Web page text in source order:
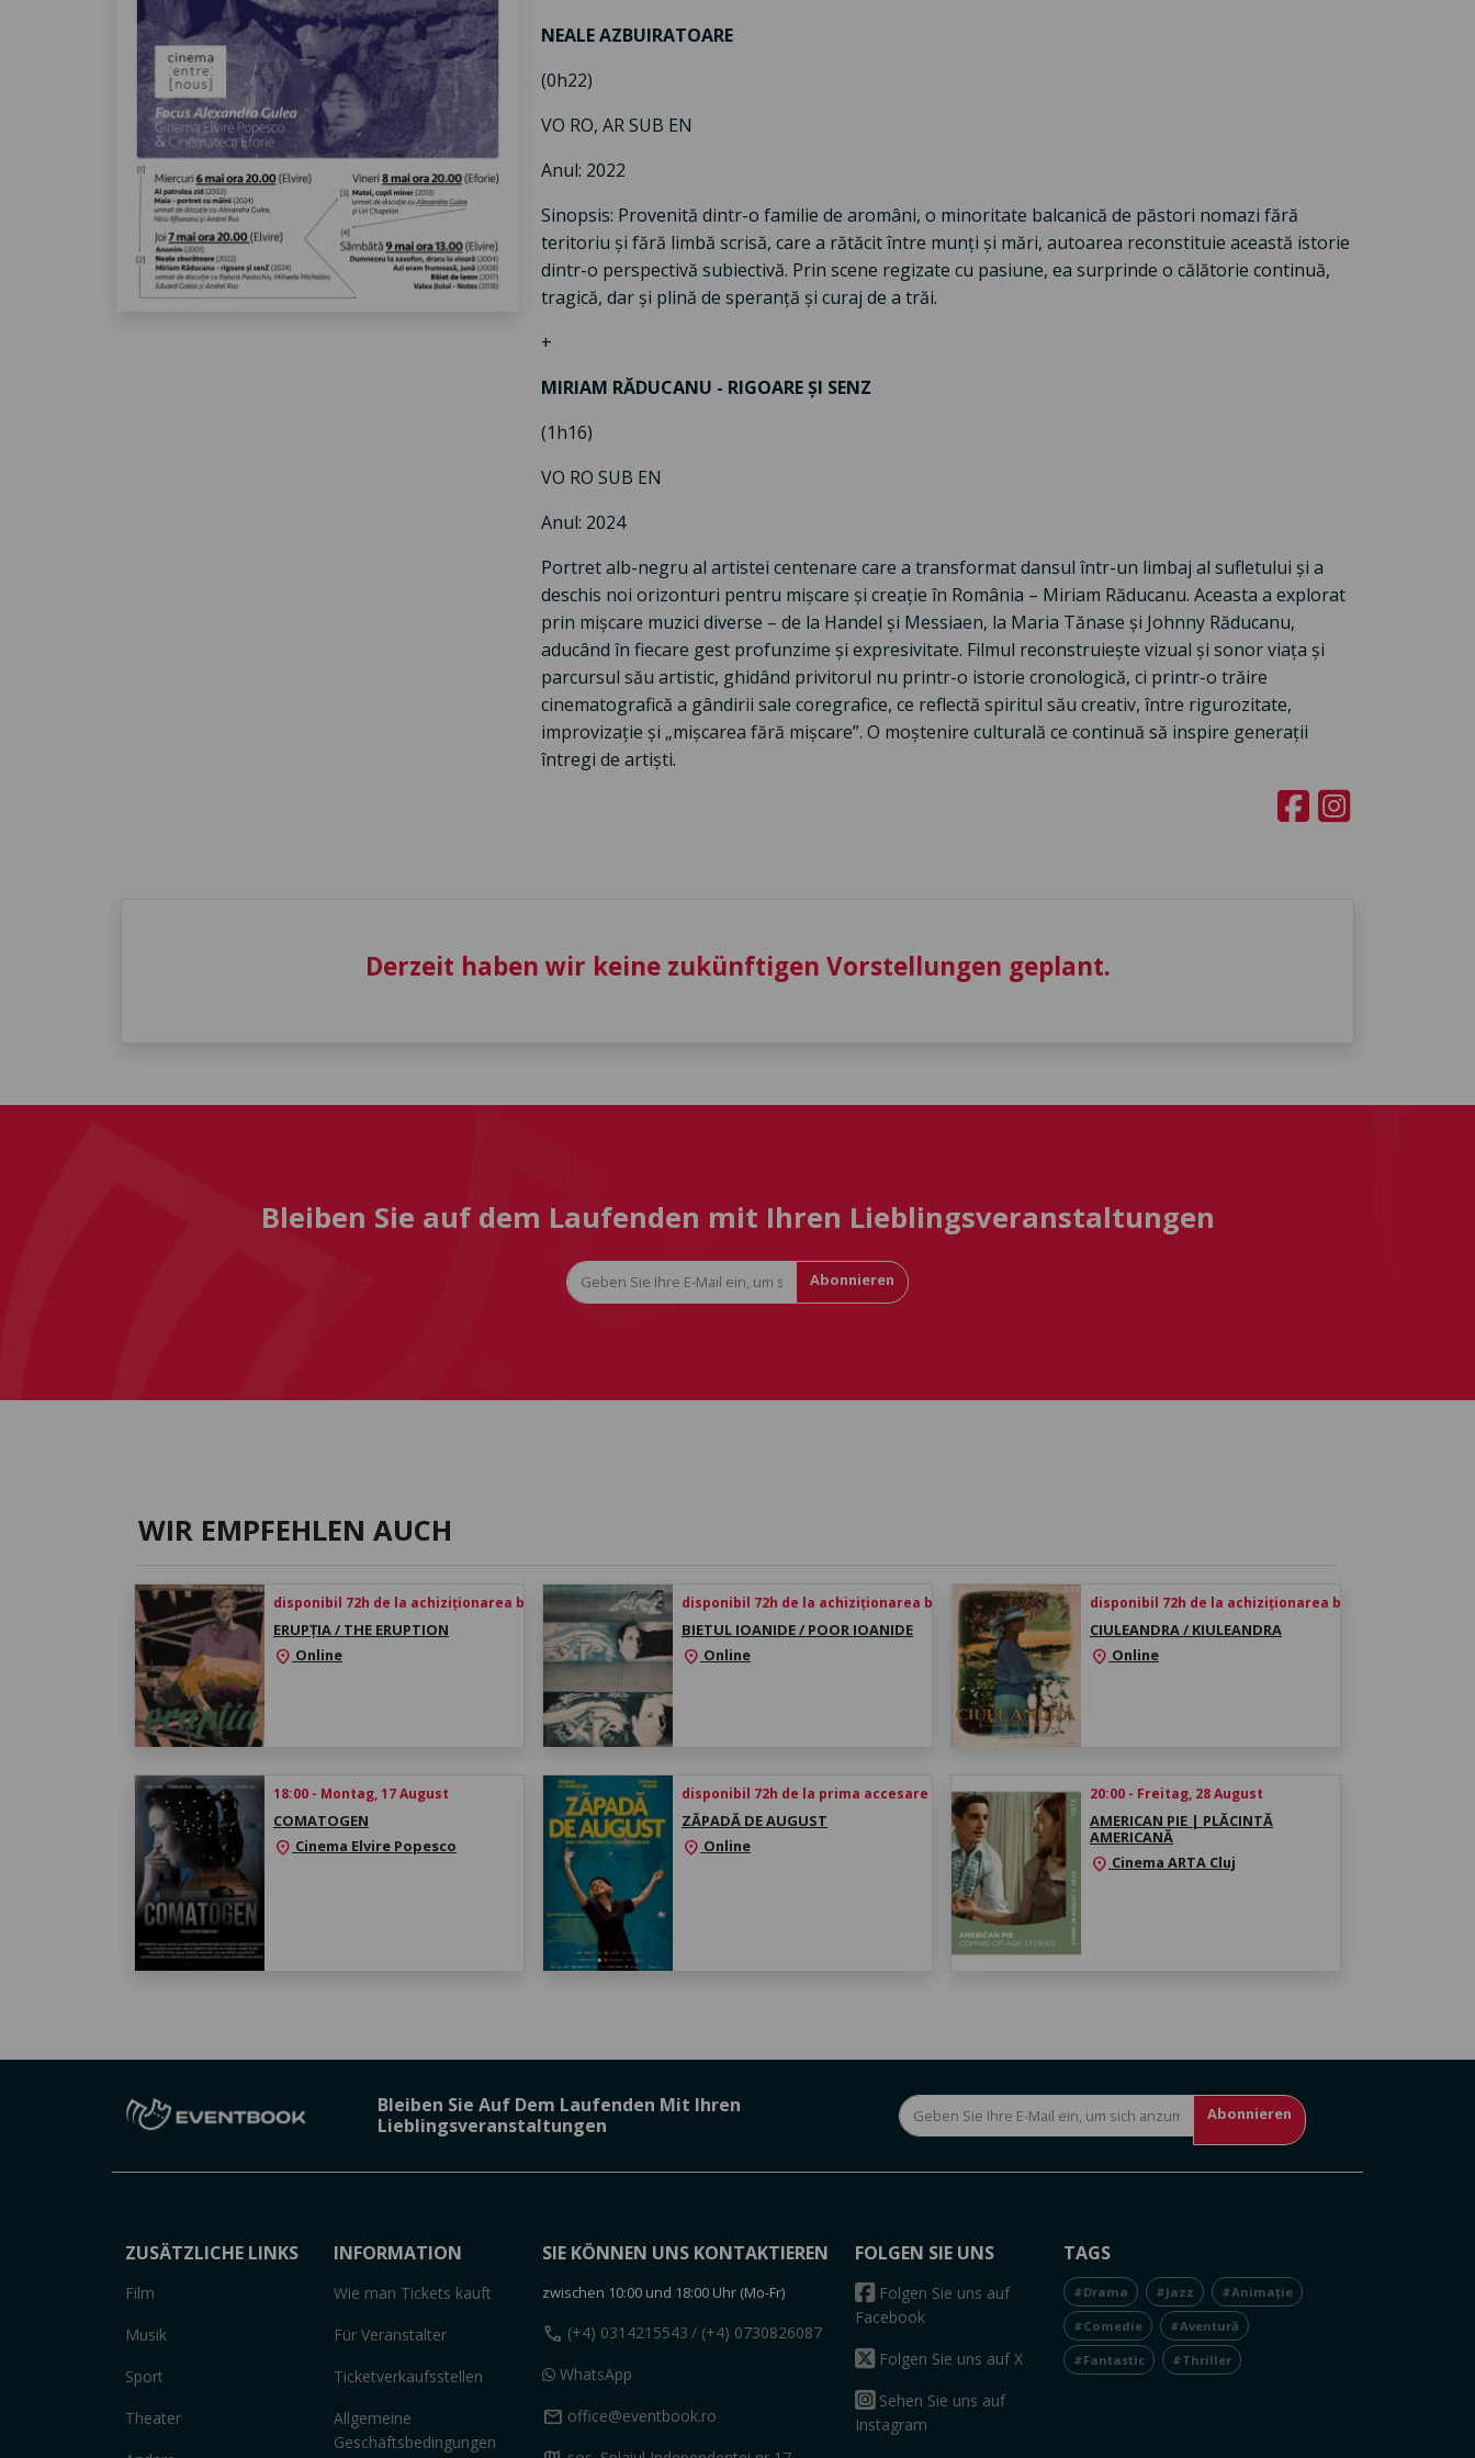
NEALE AZBUIRATOARE
(0h22)
VO RO, AR SUB EN
Anul: 2022
Sinopsis: Provenită dintr-o familie de aromâni, o minoritate balcanică de păstori nomazi fără
teritoriu și fără limbă scrisă, care a rătăcit între munți și mări, autoarea reconstituie această istorie
dintr-o perspectivă subiectivă. Prin scene regizate cu pasiune, ea surprinde o călătorie continuă,
tragică, dar și plină de speranță și curaj de a trăi.
+
MIRIAM RĂDUCANU - RIGOARE ȘI SENZ
(1h16)
VO RO SUB EN
Anul: 2024
Portret alb-negru al artistei centenare care a transformat dansul într-un limbaj al sufletului și a
deschis noi orizonturi pentru mișcare și creație în România – Miriam Răducanu. Aceasta a explorat
prin mișcare muzici diverse – de la Handel și Messiaen, la Maria Tănase și Johnny Răducanu,
aducând în fiecare gest profunzime și expresivitate. Filmul reconstruiește vizual și sonor viața și
parcursul său artistic, ghidând privitorul nu printr-o istorie cronologică, ci printr-o trăire
cinematografică a gândirii sale coregrafice, ce reflectă spiritul său creativ, între rigurozitate,
improvizație și „mișcarea fără mișcare”. O moștenire culturală ce continuă să inspire generații
întregi de artiști.
Derzeit haben wir keine zukünftigen Vorstellungen geplant.
Bleiben Sie auf dem Laufenden mit Ihren Lieblingsveranstaltungen
Abonnieren
WIR EMPFEHLEN AUCH
disponibil 72h de la achiziționarea biletului
ERUPȚIA / THE ERUPTION
location_on Online
disponibil 72h de la achiziționarea biletului
BIETUL IOANIDE / POOR IOANIDE
location_on Online
disponibil 72h de la achiziționarea biletului
CIULEANDRA / KIULEANDRA
location_on Online
18:00 - Montag, 17 August
COMATOGEN
location_on Cinema Elvire Popesco
disponibil 72h de la prima accesare
ZĂPADĂ DE AUGUST
location_on Online
20:00 - Freitag, 28 August
AMERICAN PIE | PLĂCINTĂ
AMERICANĂ
location_on Cinema ARTA Cluj
Bleiben Sie Auf Dem Laufenden Mit Ihren
Lieblingsveranstaltungen
Abonnieren
ZUSÄTZLICHE LINKS
Film
Musik
Sport
Theater
INFORMATION
Wie man Tickets kauft
Für Veranstalter
Ticketverkaufsstellen
Allgemeine
Geschäftsbedingungen
SIE KÖNNEN UNS KONTAKTIEREN
zwischen 10:00 und 18:00 Uhr (Mo-Fr)
call (+4) 0314215543 / (+4) 0730826087
WhatsApp
mail office@eventbook.ro
FOLGEN SIE UNS
Folgen Sie uns auf
Facebook
Folgen Sie uns auf X
Sehen Sie uns auf
Instagram
TAGS
#Drama #Jazz #Animație
#Comedie #Aventură
#Fantastic #Thriller